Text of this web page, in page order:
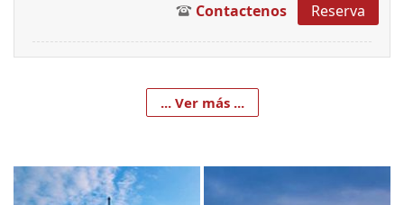
Contactenos Reserva
... Ver más ...